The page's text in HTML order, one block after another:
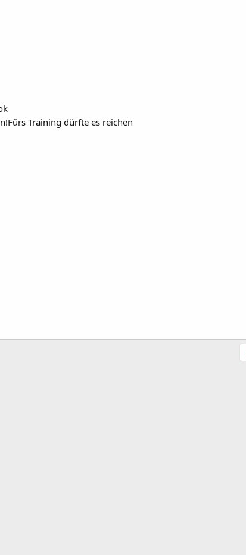
Training dürfte es reichen